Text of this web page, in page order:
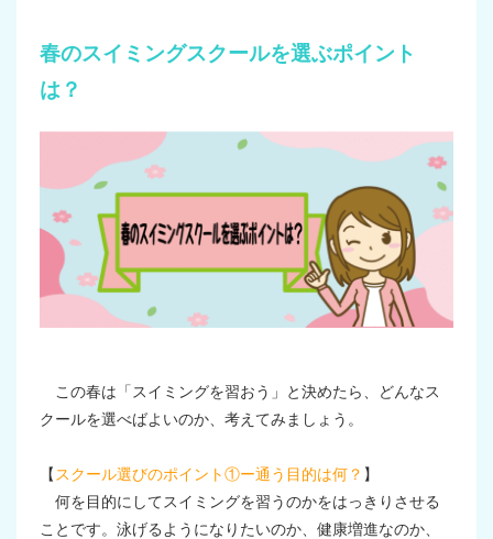
春のスイミングスクールを選ぶポイント
は？
この春は「スイミングを習おう」と決めたら、どんなス
クールを選べばよいのか、考えてみましょう。
【 スクール選びのポイント①ー通う目的は何？ 】
何を目的にしてスイミングを習うのかをはっきりさせる
ことです。泳げるようになりたいのか、健康増進なのか、